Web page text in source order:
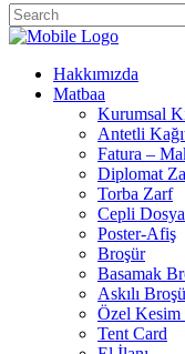
Search
for:
Hakkımızda
Matbaa
Kurumsal
Antetli
Fatura –
Diplomat
Torba Zarf
Cepli Dosya
Poster-Afiş
Broşür
Basamak
Askılı
Özel Kesim
Tent Card